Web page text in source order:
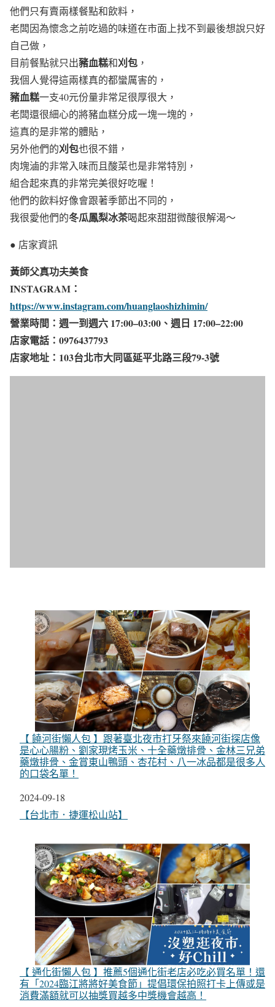
他們只有賣兩樣餐點和飲料，
老闆因為懷念之前吃過的味道在市面上找不到最後想說只好
自己做，
目前餐點就只出豬血糕和刈包 ，
我個人覺得這兩樣真的都蠻厲害的，
豬血糕一支40元份量非常足很厚很大，
老闆還很細心的將豬血糕分成一塊一塊的，
這真的是非常的體貼，
另外他們的刈包也很不錯，
肉塊滷的非常入味而且酸菜也是非常特別，
組合起來真的非常完美很好吃喔！
他們的飲料好像會跟著季節出不同的，
我很愛他們的冬瓜鳳梨冰茶喝起來甜甜微酸很解渴～
● 店家資訊
黃師父真功夫美食
INSTAGRAM：
https://www.instagram.com/huanglaoshizhimin/
營業時間：週一到週六 17:00–03:00、週日 17:00–22:00
店家電話：0976437793
店家地址：103台北市大同區延平北路三段79-3號
【 饒河街懶人包 】跟著臺北夜市打牙祭來饒河街探店像
是心心腸粉、劉家現烤玉米、十全藥燉排骨、金林三兄弟
藥燉排骨、金賞東山鴨頭、杏花村、八一冰品都是很多人
的口袋名單！
日期
2024-09-18
關於
【台北市．捷運松山站】
【 通化街懶人包 】推薦5個通化街老店必吃必買名單！還
有「2024臨江將將好美食節」提倡環保拍照打卡上傳或是
消費滿額就可以抽獎買越多中獎機會越高！